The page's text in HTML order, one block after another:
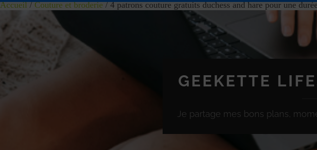
Accueil/Couture et broderie/ 4 patrons couture gratuits duchess and hare pour une
GEEKETTE
Je partage mes bons plans,